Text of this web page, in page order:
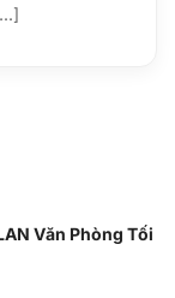
Văn Phòng Tối